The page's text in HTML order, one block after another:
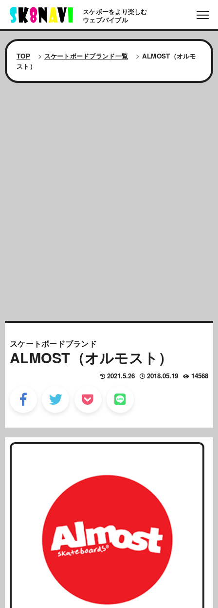
スケボーをより楽しむ
ウェブバイブル
TOP > スケートボードブランド一覧 > ALMOST（オルモ
スト）
スケートボードブランド
ALMOST（オルモスト）
14568
2018.05.19
2021.5.26